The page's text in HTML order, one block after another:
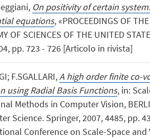
On positivity of certain
equations, «PROCEEDINGS OF
OF SCIENCES OF THE UNITED
pp. 723 - 726 [Articolo in rivista]
F.SGALLARI,A high order finite co-
using Radial Basis Functions, in:
Methods in Computer Vision,
Science. Springer, 2007, 4485, pp.
Conference on Scale-Space